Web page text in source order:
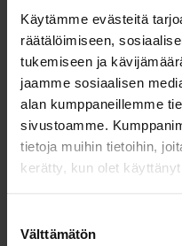
Käytämme evästeitä
räätälöimiseen,
tukemiseen ja
jaamme sosiaalisen
alan kumppaneillemme
sivustoamme.
tietoja muihin tietoihin,
kerätty, kun olet
valinta
Välttämätön
työnjohdon alla.
Hallituksen esityksen
katsottaisiin
siirtyisi kunnan
vanhoina
noudattamaan valtion
loppuun. Tämän